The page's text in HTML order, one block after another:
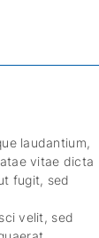
laudantium,
vitae dicta
fugit, sed
velit, sed